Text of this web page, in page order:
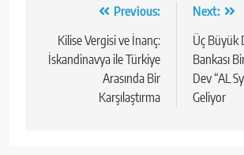
gezinmesi
Previous:
Kilise Vergisi ve İnanç:
İskandinavya ile Türkiye
Arasında Bir
Karşılaştırma
Next:
Üç Büyük
Bankası
Dev “AL
Geliyor